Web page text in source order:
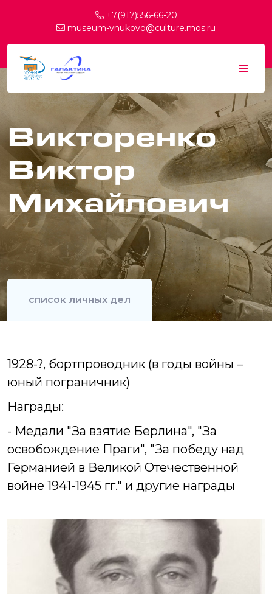
+7(917)556-66-20
museum-vnukovo@culture.mos.ru
Викторенко
Виктор
Михайлович
список личных дел
1928-?, бортпроводник (в годы войны –
юный пограничник)
Награды:
- Медали "За взятие Берлина", "За
освобождение Праги", "За победу над
Германией в Великой Отечественной
войне 1941-1945 гг." и другие награды